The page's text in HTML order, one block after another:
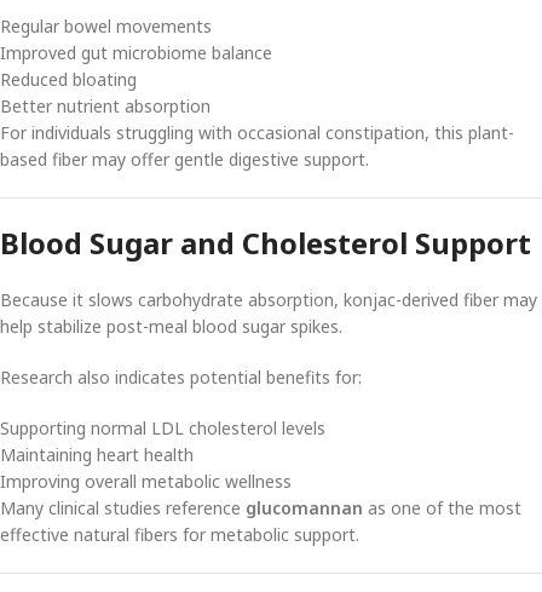
Regular bowel movements
Improved gut microbiome balance
Reduced bloating
Better nutrient absorption
For individuals struggling with occasional constipation, this plant-
based fiber may offer gentle digestive support.
Blood Sugar and Cholesterol Support
Because it slows carbohydrate absorption, konjac-derived fiber may
help stabilize post-meal blood sugar spikes.
Research also indicates potential benefits for:
Supporting normal LDL cholesterol levels
Maintaining heart health
Improving overall metabolic wellness
Many clinical studies reference glucomannan as one of the most
effective natural fibers for metabolic support.